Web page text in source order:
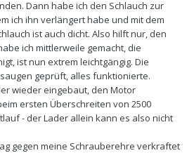
Dann habe ich den Schlauch zur
ich ihn verlängert habe und mit dem
ist auch dicht. Also hilft nur, den
ich mittlerweile gemacht, die
ist nun extrem leichtgängig. Die
geprüft, alles funktionierte.
wieder eingebaut, den Motor
ersten Überschreiten von 2500
- der Lader allein kann es also nicht
gegen meine Schrauberehre verkraftet